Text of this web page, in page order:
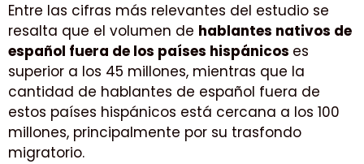
Entre las cifras más relevantes del estudio se
resalta que el volumen de hablantes nativos de
español fuera de los países hispánicos es
superior a los 45 millones, mientras que la
cantidad de hablantes de español fuera de
estos países hispánicos está cercana a los 100
millones, principalmente por su trasfondo
migratorio.